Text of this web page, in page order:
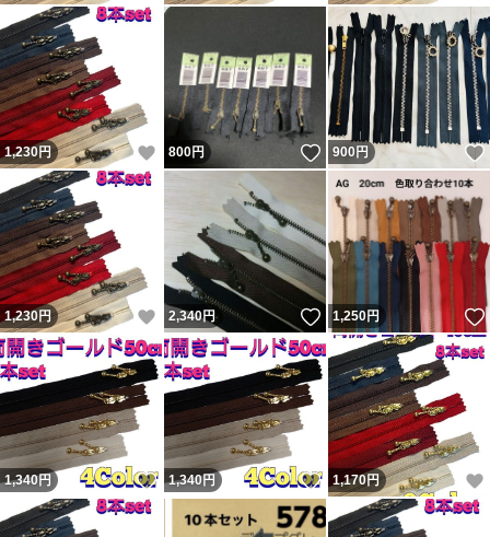
1,230円 いいね！
800円 いいね！
900円
1,230円 いいね！
2,340円 いいね！
1,250円
1,340円 いいね！
1,340円 いいね！
1,170円